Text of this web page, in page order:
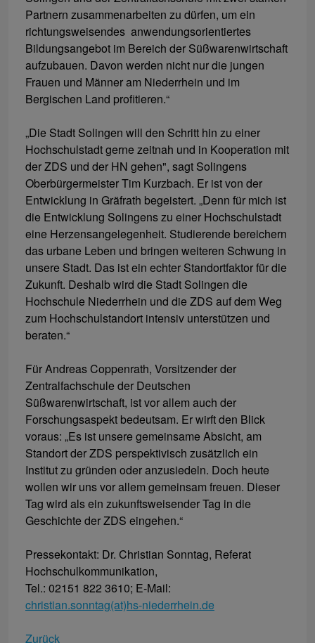
Partnern zusammenarbeiten zu dürfen, um ein
richtungsweisendes anwendungsorientiertes
Bildungsangebot im Bereich der Süßwarenwirtschaft
aufzubauen. Davon werden nicht nur die jungen
Frauen und Männer am Niederrhein und im
Bergischen Land profitieren.“
„Die Stadt Solingen will den Schritt hin zu einer
Hochschulstadt gerne zeitnah und in Kooperation mit
der ZDS und der HN gehen", sagt Solingens
Oberbürgermeister Tim Kurzbach. Er ist von der
Entwicklung in Gräfrath begeistert. „Denn für mich ist
die Entwicklung Solingens zu einer Hochschulstadt
eine Herzensangelegenheit. Studierende bereichern
das urbane Leben und bringen weiteren Schwung in
unsere Stadt. Das ist ein echter Standortfaktor für die
Zukunft. Deshalb wird die Stadt Solingen die
Hochschule Niederrhein und die ZDS auf dem Weg
zum Hochschulstandort intensiv unterstützen und
beraten.“
Für Andreas Coppenrath, Vorsitzender der
Zentralfachschule der Deutschen
Süßwarenwirtschaft, ist vor allem auch der
Forschungsaspekt bedeutsam. Er wirft den Blick
voraus: „Es ist unsere gemeinsame Absicht, am
Standort der ZDS perspektivisch zusätzlich ein
Institut zu gründen oder anzusiedeln. Doch heute
wollen wir uns vor allem gemeinsam freuen. Dieser
Tag wird als ein zukunftsweisender Tag in die
Geschichte der ZDS eingehen.“
Pressekontakt: Dr. Christian Sonntag, Referat
Hochschulkommunikation,
Tel.: 02151 822 3610; E-Mail:
christian.sonntag(at)hs-niederrhein.de
Zurück